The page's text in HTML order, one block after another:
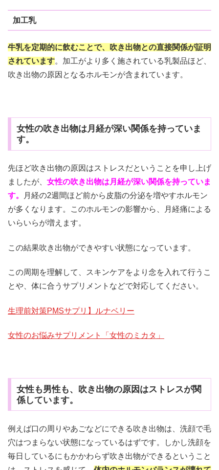
加工乳
牛乳を定期的に飲むことで、吹き出物との直接関係が証明
されています。加工がより多く施されている乳製品ほど、
吹き出物の原因となるホルモンが含まれています。
女性の吹き出物は月経が深い関係を持っていま
す。
先ほど吹き出物の原因はストレスだということを申し上げ
ましたが、 女性の吹き出物は月経が深い関係を持っていま
す。
月経の2週間ほど前から皮脂の分泌を増やすホルモン
が多くなります。このホルモンの影響から、月経痛による
いらいらが増えます。
この結果吹き出物ができやすい状態になっています。
この周期を理解して、スキンケアをより念を入れて行うこ
とや、体に合うサプリメントなどで対応してください。
生理前対策PMSサプリ】ルナベリー
女性のお悩みサプリメント「女性のミカタ」
女性も男性も、吹き出物の原因はストレスが関
係しています。
例えば口の周りやあごなどにできる吹き出物は、洗顔で毛
穴はつまらない状態になっているはずです。しかし洗顔を
毎日しているにもかかわらず吹き出物ができるということ